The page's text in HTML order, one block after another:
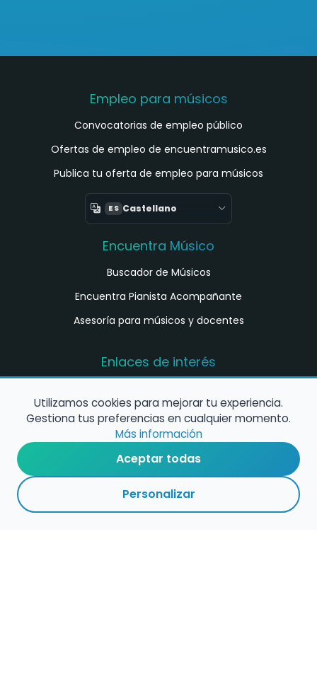
Empleo para músicos
Convocatorias de empleo público
Ofertas de empleo de encuentramusico.es
Publica tu oferta de empleo para músicos
ES Castellano
Encuentra Músico
Buscador de Músicos
Encuentra Pianista Acompañante
Asesoría para músicos y docentes
Enlaces de interés
música en España
Configura alertas de empleo
Contacta con nosotros
Utilizamos cookies para mejorar tu experiencia.
Gestiona tus preferencias en cualquier momento.
Más información
Aceptar todas
Personalizar